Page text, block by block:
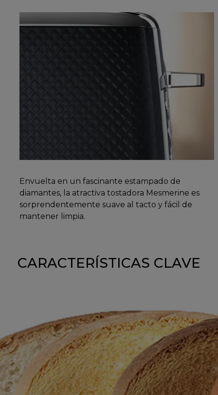
Envuelta en un fascinante estampado de
diamantes, la atractiva tostadora Mesmerine es
sorprendentemente suave al tacto y fácil de
mantener limpia.
CARACTERÍSTICAS CLAVE